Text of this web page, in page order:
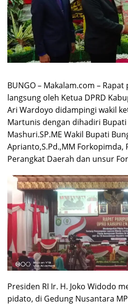
BUNGO – Makalam.com –
langsung oleh Ketua DPRD
Ari Wardoyo didampingi wakil
Martunis dengan dihadiri Bupati
Mashuri.SP.ME Wakil Bupati
Aprianto,S.Pd.,MM Forkopimda,
Perangkat Daerah dan unsur
Presiden RI Ir. H. Joko Widodo
pidato, di Gedung Nusantara